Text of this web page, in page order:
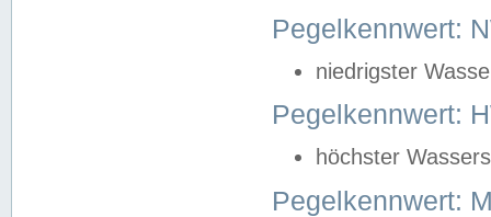
Pegelkennwert:
niedrigster
Pegelkennwert:
höchster
Pegelkennwert: